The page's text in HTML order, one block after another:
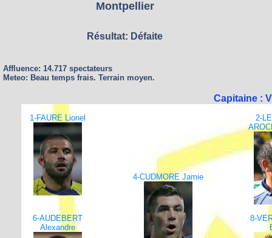
Montpellier
Résultat: Défaite
Affluence: 14.717 spectateurs
Meteo: Beau temps frais. Terrain moyen.
Capitaine :
1-FAURE Lionel
2-
4-CUDMORE Jamie
6-AUDEBERT
Alexandre
8-